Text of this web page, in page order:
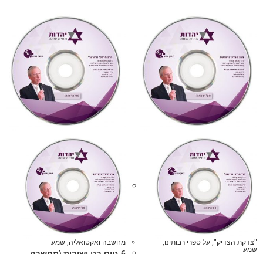
"צדקת הצדיק",על ספרי רבותינו,
שמע
מחשבה ואקטואליה,שמע